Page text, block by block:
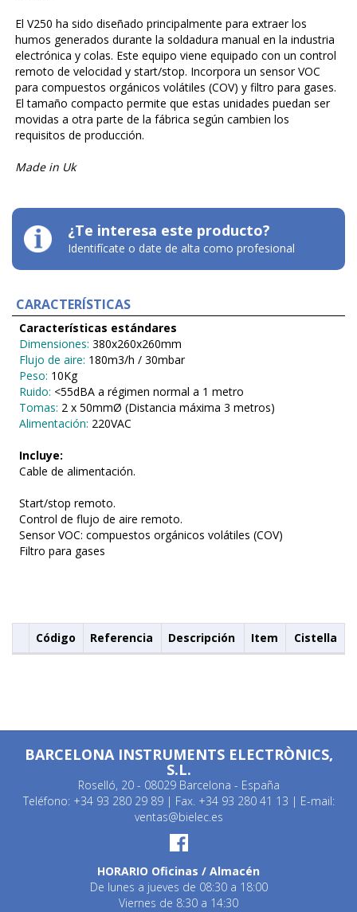
El V250 ha sido diseñado principalmente para extraer los
humos generados durante la soldadura manual en la industria
electrónica y colas. Este equipo viene equipado con un control
remoto de velocidad y start/stop. Incorpora un sensor VOC
para compuestos orgánicos volátiles (COV) y filtro para gases.
El tamaño compacto permite que estas unidades puedan ser
movidas a otra parte de la fábrica según cambien los
requisitos de producción.
Made in Uk
¿Te interesa este producto?
Identifícate o date de alta como profesional
CARACTERÍSTICAS
Características estándares
Dimensiones: 380x260x260mm
Flujo de aire: 180m3/h / 30mbar
Peso: 10Kg
Ruido: <55dBA a régimen normal a 1 metro
Tomas: 2 x 50mmØ (Distancia máxima 3 metros)
Alimentación: 220VAC
Incluye:
Cable de alimentación.
Start/stop remoto.
Control de flujo de aire remoto.
Sensor VOC: compuestos orgánicos volátiles (COV)
Filtro para gases
Código Referencia Descripción Item Cistella
BARCELONA INSTRUMENTS ELECTRÒNICS,
S.L.
Roselló, 20 - 08029 Barcelona - España
Teléfono: +34 93 280 29 89 | Fax. +34 93 280 41 13 | E-mail:
ventas@bielec.es
HORARIO Oficinas / Almacén
De lunes a jueves de 08:30 a 18:00
Viernes de 8:30 a 14:30